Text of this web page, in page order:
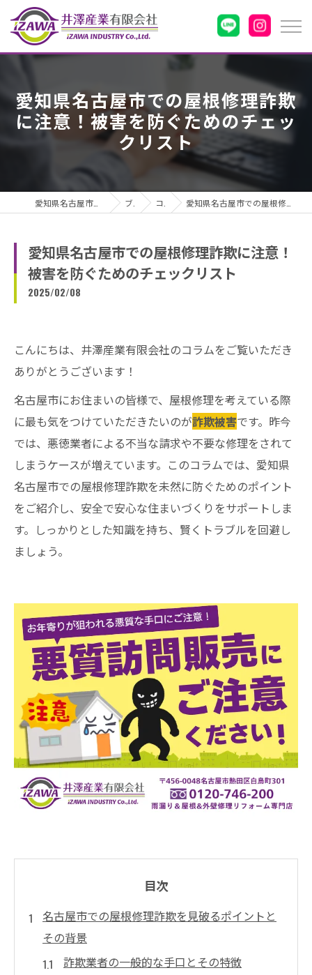
愛知県名古屋市での屋根修理詐欺
に注意！被害を防ぐためのチェッ
クリスト
ブログ コラム 愛知県名古屋市での屋根修理詐欺に注意！被害を防ぐためのチェックリスト
愛知県名古屋市での屋根修理詐欺に注意！
被害を防ぐためのチェックリスト
2025/02/08
こんにちは、井澤産業有限会社のコラムをご覧いただき
ありがとうございます！
名古屋市にお住まいの皆様で、屋根修理を考えている際
に最も気をつけていただきたいのが詐欺被害です。昨今
では、悪徳業者による不当な請求や不要な修理をされて
しまうケースが増えています。このコラムでは、愛知県
名古屋市での屋根修理詐欺を未然に防ぐためのポイント
をご紹介し、安全で安心な住まいづくりをサポートしま
す。しっかりとした知識を持ち、賢くトラブルを回避し
ましょう。
目次
名古屋市での屋根修理詐欺を見破るポイントと
その背景
詐欺業者の一般的な手口とその特徴